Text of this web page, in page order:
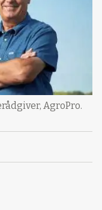
AgroPro.